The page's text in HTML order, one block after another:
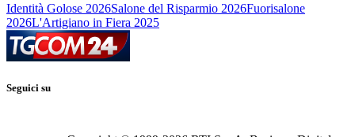
Identità Golose 2026Salone del Risparmio 2026Fuorisalone
2026L'Artigiano in Fiera 2025
Seguici su